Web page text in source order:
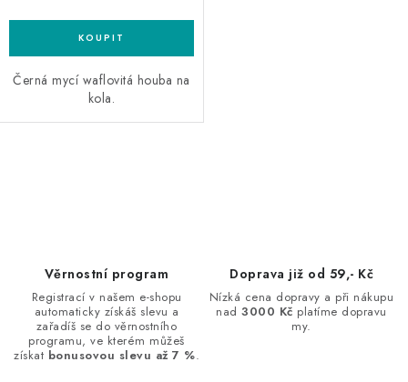
Černá mycí waflovitá houba na
kola.
p
Věrnostní program
Registrací v našem e-shopu
automaticky získáš slevu a
zařadíš se do věrnostního
programu, ve kterém můžeš
získat bonusovou slevu až 7 %.
Doprava již od 59,- Kč
Nízká cena dopravy a při nákupu
nad3000 Kč platíme dopravu
my.